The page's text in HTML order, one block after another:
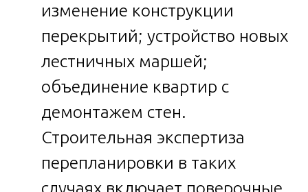
изменение конструкции
перекрытий; устройство новых
лестничных маршей;
объединение квартир с
демонтажем стен.
Строительная экспертиза
перепланировки в таких
случаях включает поверочные